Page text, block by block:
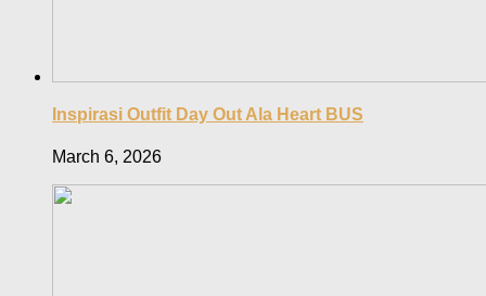
Inspirasi Outfit Day Out Ala Heart BUS
March 6, 2026